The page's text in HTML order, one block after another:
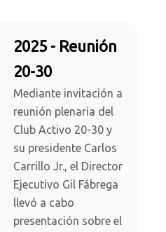
2025 - Reunión
20-30
Mediante invitación a
reunión plenaria del
Club Activo 20-30 y
su presidente Carlos
Carrillo Jr., el Director
Ejecutivo Gil Fábrega
llevó a cabo
presentación sobre el